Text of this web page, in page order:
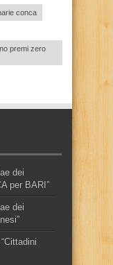
conca
premi zero
dei
per BARI”
dei